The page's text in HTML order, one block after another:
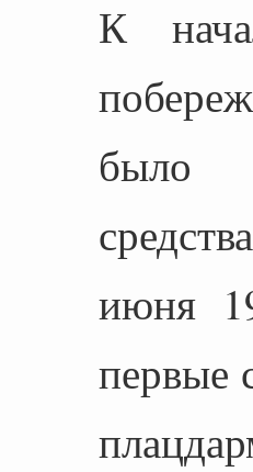
К
было
июня
первые